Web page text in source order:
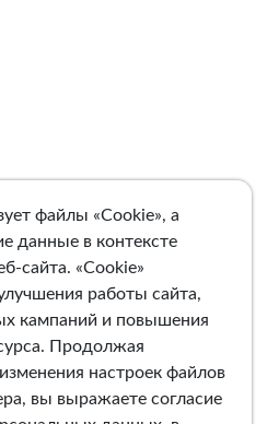
файлы «Cookie», а
данные в контексте
сайта. «Cookie»
работы сайта,
кампаний и повышения
Продолжая
настроек файлов
вы выражаете согласие